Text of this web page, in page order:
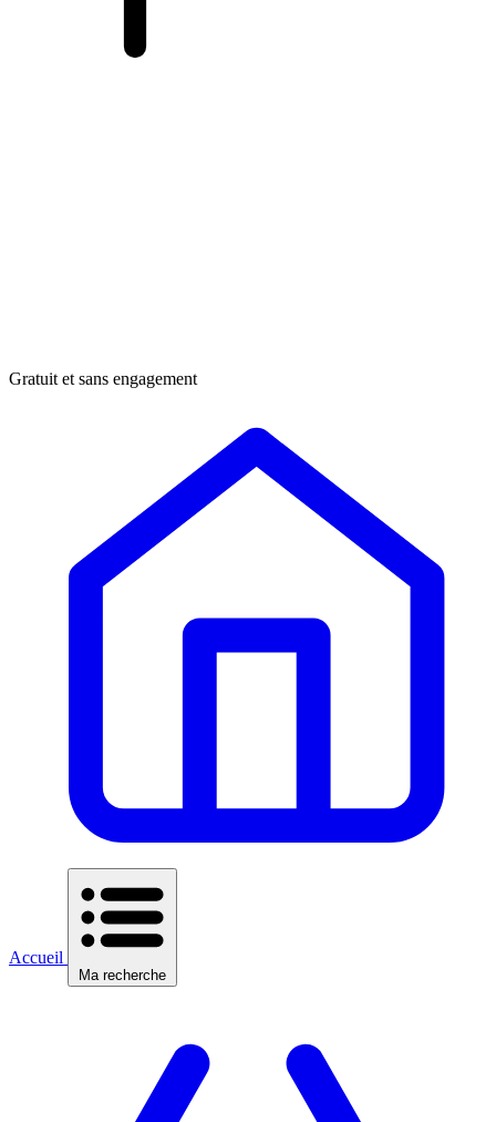
Gratuit et sans engagement
Accueil
Ma recherche